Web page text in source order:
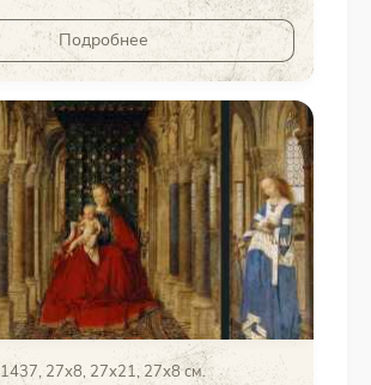
Подробнее
1437, 27х8, 27х21, 27х8 см.